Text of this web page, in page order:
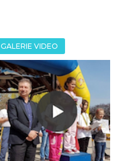
GALERIE VIDEO